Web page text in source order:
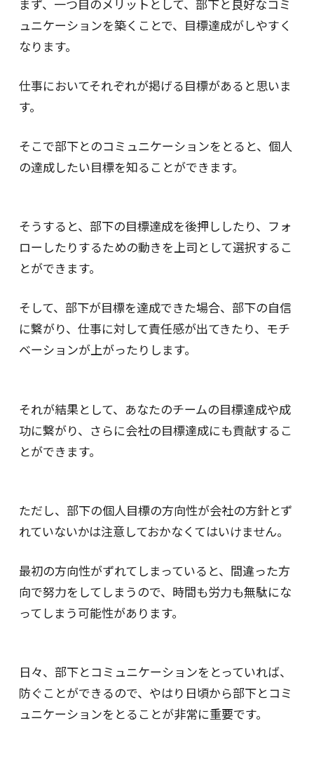
まず、一つ目のメリットとして、部下と良好なコミ
ュニケーションを築くことで、目標達成がしやすく
なります。
仕事においてそれぞれが掲げる目標があると思いま
す。
そこで部下とのコミュニケーションをとると、個人
の達成したい目標を知ることができます。
そうすると、部下の目標達成を後押ししたり、フォ
ローしたりするための動きを上司として選択するこ
とができます。
そして、部下が目標を達成できた場合、部下の自信
に繋がり、仕事に対して責任感が出てきたり、モチ
ベーションが上がったりします。
それが結果として、あなたのチームの目標達成や成
功に繋がり、さらに会社の目標達成にも貢献するこ
とができます。
ただし、部下の個人目標の方向性が会社の方針とず
れていないかは注意しておかなくてはいけません。
最初の方向性がずれてしまっていると、間違った方
向で努力をしてしまうので、時間も労力も無駄にな
ってしまう可能性があります。
日々、部下とコミュニケーションをとっていれば、
防ぐことができるので、やはり日頃から部下とコミ
ュニケーションをとることが非常に重要です。